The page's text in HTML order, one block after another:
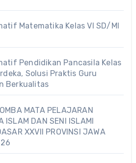
Matematika Kelas VI SD/MI
Pendidikan Pancasila Kelas
Solusi Praktis Guru
Berkualitas
MATA PELAJARAN
ISLAM DAN SENI ISLAMI
XXVII PROVINSI JAWA